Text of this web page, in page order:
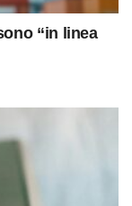
“in linea